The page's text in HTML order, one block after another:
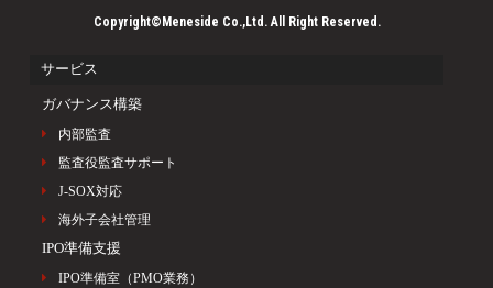
Copyright©Meneside Co.,Ltd. All Right Reserved.
サービス
ガバナンス構築
内部監査
監査役監査サポート
J-SOX対応
海外子会社管理
IPO準備支援
IPO準備室（PMO業務）